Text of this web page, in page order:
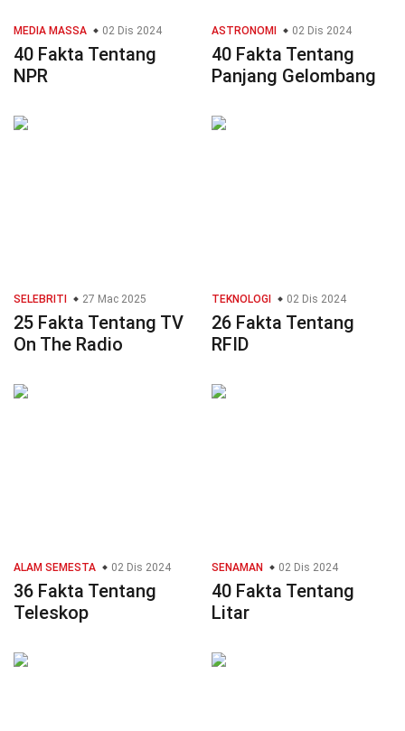
MEDIA MASSA 02 Dis 2024
40 Fakta Tentang
NPR
ASTRONOMI 02 Dis 2024
40 Fakta Tentang
Panjang Gelombang
SELEBRITI 27 Mac 2025
25 Fakta Tentang TV
On The Radio
TEKNOLOGI 02 Dis 2024
26 Fakta Tentang
RFID
ALAM SEMESTA 02 Dis 2024
36 Fakta Tentang
Teleskop
SENAMAN 02 Dis 2024
40 Fakta Tentang
Litar